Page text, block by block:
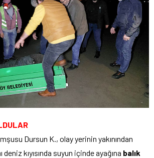
Dursun K., olay yerinin yakınından
deniz kıyısında suyun içinde ayağına balık